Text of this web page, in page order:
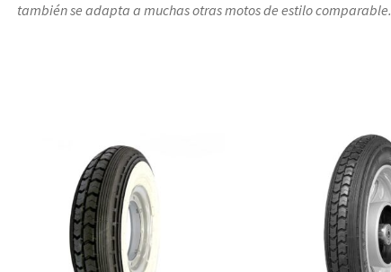
también se adapta a muchas otras motos de estilo comparable.